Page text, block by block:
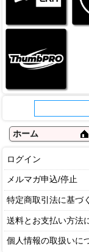
ホーム
ログイン
メルマガ申込/停止
特定商取引法に基づ
送料とお支払い方法
個人情報の取扱いに